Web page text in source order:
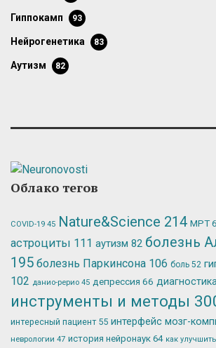
гиппокамп 93
нейрогенетика 83
аутизм 82
Облако тегов
COVID-19 45 Nature&Science 214 МРТ
астроциты 111 аутизм 82 болезнь
195 болезнь Паркинсона 106 боль 52
102 данио-рерио 45 депрессия 66 диагностика
инструменты и методы
интересный пациент 55 интерфейс мозг-
неврологии 47 история нейронаук 64 как